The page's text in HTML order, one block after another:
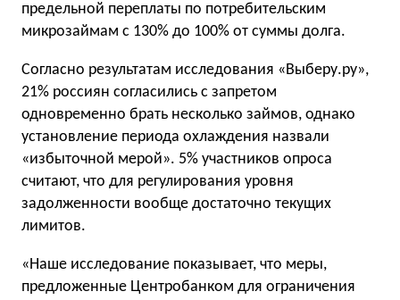
предельной переплаты по потребительским
микрозаймам с 130% до 100% от суммы долга.
Согласно результатам исследования «Выберу.ру»,
21% россиян согласились с запретом
одновременно брать несколько займов, однако
установление периода охлаждения назвали
«избыточной мерой». 5% участников опроса
считают, что для регулирования уровня
задолженности вообще достаточно текущих
лимитов.
«Наше исследование показывает, что меры,
предложенные Центробанком для ограничения